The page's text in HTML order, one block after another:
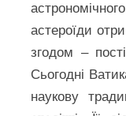
астероїди
згодом –
Сьогодні
наукову